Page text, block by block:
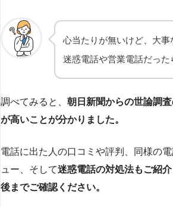
心当たりが無いけど、大
迷惑電話や営業電話だっ
調べてみると、 朝日新聞からの世論調
が高いことが分かりました。
電話に出た人の口コミや評判、同様の
ュー、そして迷惑電話の対処法もご紹
後までご確認ください。